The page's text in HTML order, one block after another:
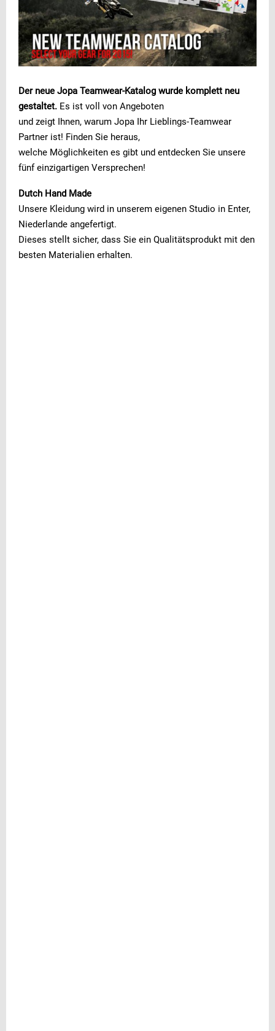
Der neue Jopa Teamwear-Katalog wurde komplett neu
gestaltet. Es ist voll von Angeboten
und zeigt Ihnen, warum Jopa Ihr Lieblings-Teamwear
Partner ist! Finden Sie heraus,
welche Möglichkeiten es gibt und entdecken Sie unsere
fünf einzigartigen Versprechen!
Dutch Hand Made
Unsere Kleidung wird in unserem eigenen Studio in Enter,
Niederlande angefertigt.
Dieses stellt sicher, dass Sie ein Qualitätsprodukt mit den
besten Materialien erhalten.